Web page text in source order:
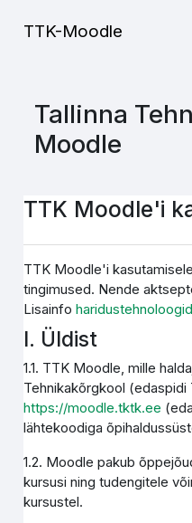
TTK-Moodle
Tallinna
Moodle
TTK Moodle'i
TTK Moodle'i
tingimused. Nende
Lisainfo
I. Üldist
1.1. TTK Moodle, mille
Tehnikakõrgkool (edaspidi
https://moodle.tktk.ee
lähtekoodiga
1.2. Moodle pakub
kursusi ning tudengitele
kursustel.